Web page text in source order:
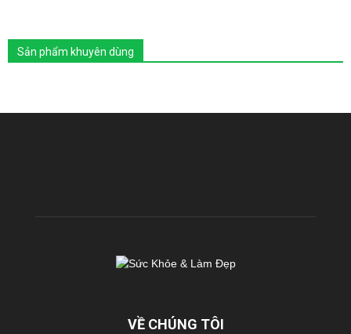
Sản phẩm khuyên dùng
VỀ CHÚNG TÔI